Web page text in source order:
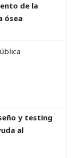
de la
ósea
y testing
al